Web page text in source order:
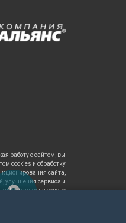
работу с сайтом, вы
cookies и обработку
сайта,
улучшения сервиса и
на основе